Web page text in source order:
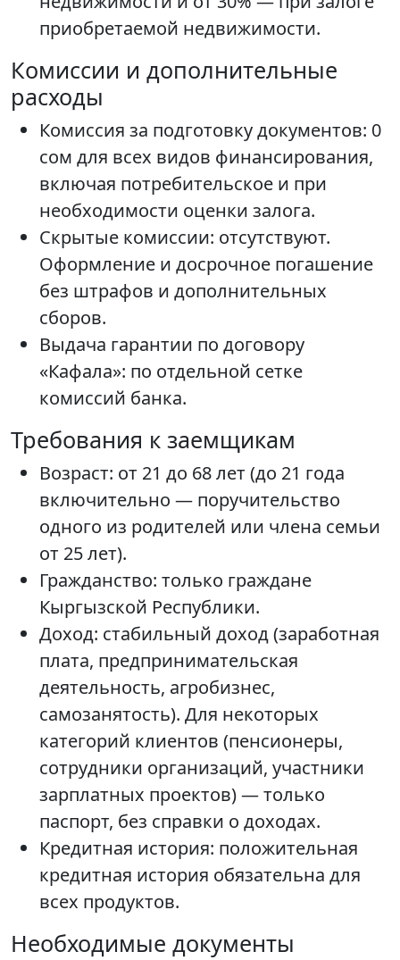
приобретаемой недвижимости.
Комиссии и дополнительные
расходы
Комиссия за подготовку документов: 0
сом для всех видов финансирования,
включая потребительское и при
необходимости оценки залога.
Скрытые комиссии: отсутствуют.
Оформление и досрочное погашение
без штрафов и дополнительных
сборов.
Выдача гарантии по договору
«Кафала»: по отдельной сетке
комиссий банка.
Требования к заемщикам
Возраст: от 21 до 68 лет (до 21 года
включительно — поручительство
одного из родителей или члена семьи
от 25 лет).
Гражданство: только граждане
Кыргызской Республики.
Доход: стабильный доход (заработная
плата, предпринимательская
деятельность, агробизнес,
самозанятость). Для некоторых
категорий клиентов (пенсионеры,
сотрудники организаций, участники
зарплатных проектов) — только
паспорт, без справки о доходах.
Кредитная история: положительная
кредитная история обязательна для
всех продуктов.
Необходимые документы